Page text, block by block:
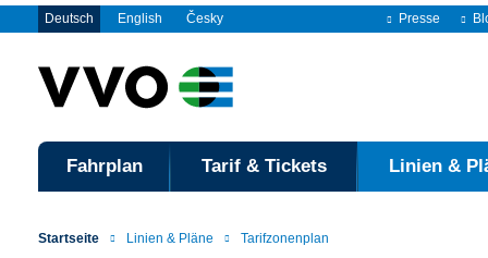
Deutsch English Česky Presse
Fahrplan Tarif & Tickets Linien &
Startseite Linien & Pläne Tarifzonenplan